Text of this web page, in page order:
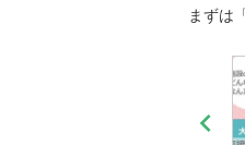
まずは
